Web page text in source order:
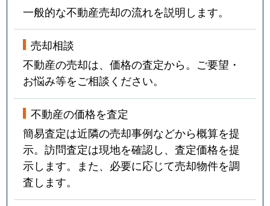
一般的な不動産売却の流れを説明します。
売却相談
不動産の売却は、価格の査定から。ご要望・
お悩み等をご相談ください。
不動産の価格を査定
簡易査定は近隣の売却事例などから概算を提
示。訪問査定は現地を確認し、査定価格を提
示します。また、必要に応じて売却物件を調
査します。